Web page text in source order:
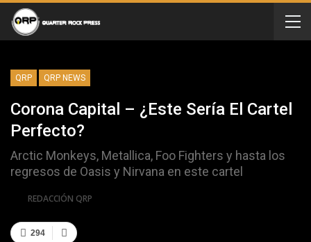
QRP QRP NEWS
Corona Capital – ¿Este Sería El Cartel
Perfecto?
Arctic Monkeys, Metallica, Foo Fighters y hasta los
regresos de Oasis y Nirvana en este cartel
REDACCIÓN QRP
294